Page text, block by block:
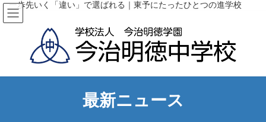
コ
ン
テ
キ
ナ
ビ
ゲ
に
一歩先いく「違い」で選ばれる｜東予にたったひとつの進学校
最新ニュース